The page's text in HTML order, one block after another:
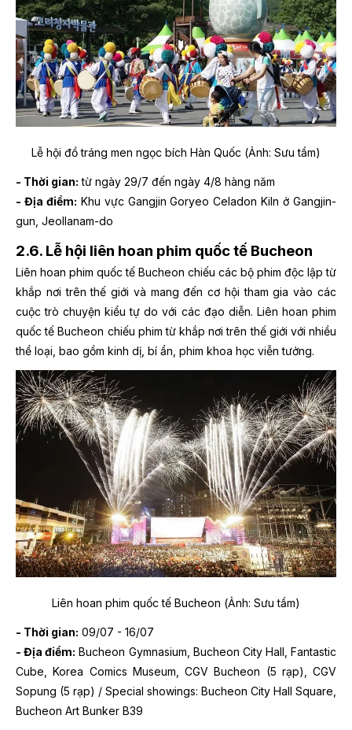
Lễ hội đồ tráng men ngọc bích Hàn Quốc (Ảnh: Sưu tầm)
- Thời gian: từ ngày 29/7 đến ngày 4/8 hàng năm
- Địa điểm: Khu vực Gangjin Goryeo Celadon Kiln ở Gangjin-
gun, Jeollanam-do
2.6. Lễ hội liên hoan phim quốc tế Bucheon
Liên hoan phim quốc tế Bucheon chiếu các bộ phim độc lập từ
khắp nơi trên thế giới và mang đến cơ hội tham gia vào các
cuộc trò chuyện kiểu tự do với các đạo diễn. Liên hoan phim
quốc tế Bucheon chiếu phim từ khắp nơi trên thế giới với nhiều
thể loại, bao gồm kinh dị, bí ẩn, phim khoa học viễn tưởng.
Liên hoan phim quốc tế Bucheon (Ảnh: Sưu tầm)
- Thời gian: 09/07 - 16/07
- Địa điểm: Bucheon Gymnasium, Bucheon City Hall, Fantastic
Cube, Korea Comics Museum, CGV Bucheon (5 rạp), CGV
Sopung (5 rạp) / Special showings: Bucheon City Hall Square,
Bucheon Art Bunker B39